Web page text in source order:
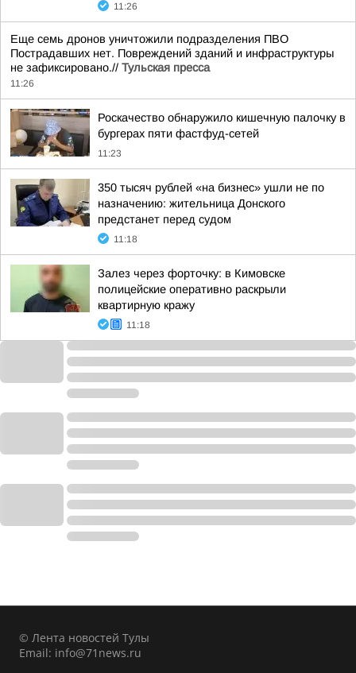
11:26
Еще семь дронов уничтожили подразделения ПВО
Пострадавших нет. Повреждений зданий и инфраструктуры
не зафиксировано.// Тульская пресса
11:26
Роскачество обнаружило кишечную палочку в
бургерах пяти фастфуд-сетей
11:23
350 тысяч рублей «на бизнес» ушли не по
назначению: жительница Донского
предстанет перед судом
11:18
Залез через форточку: в Кимовске
полицейские оперативно раскрыли
квартирную кражу
11:18
© Лента новостей Тулы
Email: info@71news.ru